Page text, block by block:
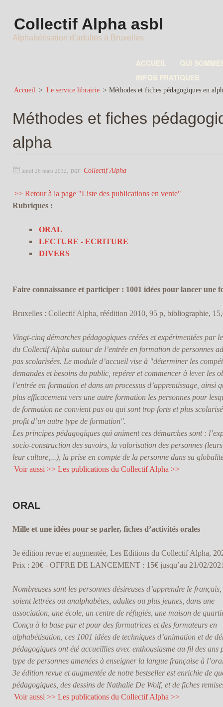
Collectif Alpha asbl
Alphabétisation d’adultes à Bruxelles
ACCUEIL
QUI
INFOS PRATIQUES
Accueil > Le service librairie > Méthodes et fiches pédagogiques en
Méthodes et fiches
alpha
lundi 26 mars 2012 par Collectif Alpha
>> Retour à la page "Liste des publications en vente"
Rubriques :
ORAL
LECTURE - ECRITURE
DIVERS
Faire connaissance et participer : 1001 idées pour lancer une
Bruxelles : Collectif Alpha, réédition 2010, 95 p, bibliographie,
Vingt-cinq démarches pédagogiques créées et expérimentées par
du Collectif Alpha autour de l’entrée en formation de personnes
pas scolarisées. Le module d’accueil vise à "déterminer les
demandes et besoins du public, repérer et commencer à lever les
l’entrée en formation et dans un processus d’apprentissage, ainsi
plus efficacement vers une autre formation les personnes pour
de formation ne convient pas ou qui sont trop forts et plus
profit d’un autre type de formation".
Les principes pédagogiques qui animent ces démarches sont :
socio-construction des savoirs, la valorisation des personnes
leur culture,...), la prise en compte de la personne dans sa
Voir aussi >> Les publications du Collectif Alpha >>
ORAL
Mille et une idées pour se parler, fiches d’activités orales
3e édition revue et augmentée, Les Editions du Collectif Alpha,
Prix : 20€ - OFFRE DE LANCEMENT : 15€ jusqu’au 21/02/
Nombreuses sont les personnes désireuses d’apprendre le français,
soient lettrées ou analphabètes, adultes ou plus jeunes, dans une
association, une école, un centre de réfugiés, une maison de
Conçu à la base par et pour des formatrices et des formateurs en
alphabétisation, ces 1001 idées de techniques d’animation et de
pédagogiques ont été accueillies avec enthousiasme au fil des ans
type de personnes amenées à enseigner la langue française à
3e édition revue et augmentée de notre bestseller est enrichie de
pédagogiques, des dessins de Nathalie De Wolf, et de fiches
Voir aussi >> Les publications du Collectif Alpha >>